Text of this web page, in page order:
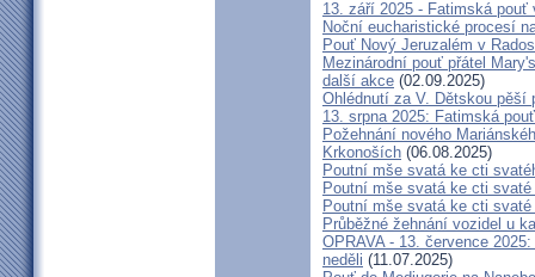
13. září 2025 - Fatimská pouť
Noční eucharistické procesí
Pouť Nový Jeruzalém v
Mezinárodní pouť přátel
další akce (02.09.2025)
Ohlédnutí za V. Dětskou pěší
13. srpna 2025: Fatimská
Požehnání nového
Krkonoších (06.08.2025)
Poutní mše svatá ke cti
Poutní mše svatá ke cti
Poutní mše svatá ke cti
Průběžné žehnání vozidel u
OPRAVA - 13. července
neděli (11.07.2025)